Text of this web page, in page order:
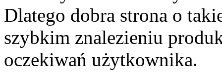
Dlatego dobra strona o
szybkim znalezieniu
oczekiwań użytkownika.